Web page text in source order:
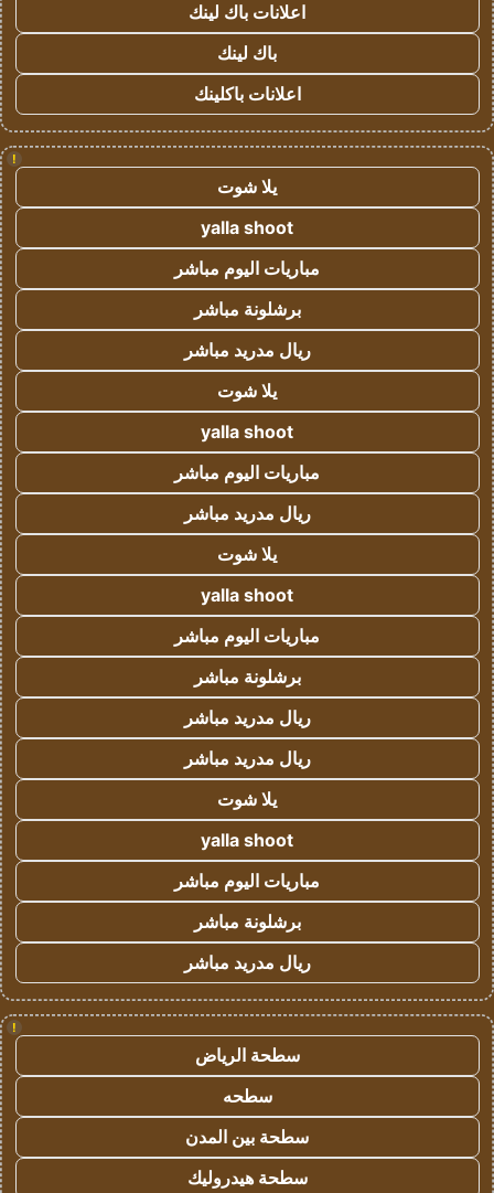
اعلانات باك لينك
باك لينك
اعلانات باكلينك
!
يلا شوت
yalla shoot
مباريات اليوم مباشر
برشلونة مباشر
ريال مدريد مباشر
يلا شوت
yalla shoot
مباريات اليوم مباشر
ريال مدريد مباشر
يلا شوت
yalla shoot
مباريات اليوم مباشر
برشلونة مباشر
ريال مدريد مباشر
ريال مدريد مباشر
يلا شوت
yalla shoot
مباريات اليوم مباشر
برشلونة مباشر
ريال مدريد مباشر
!
سطحة الرياض
سطحه
سطحة بين المدن
سطحة هيدروليك